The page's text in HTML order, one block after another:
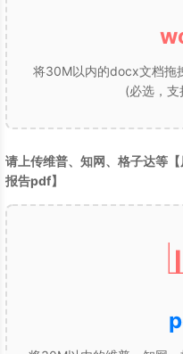
将30M以内的docx文档拖
(必选，支
请上传维普、知网、格子达等
报告pdf】